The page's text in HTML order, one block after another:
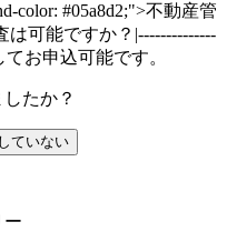
color: #05a8d2;">不動産管
は可能ですか？|--------------
お申込可能です。
たか？
ていない
ー